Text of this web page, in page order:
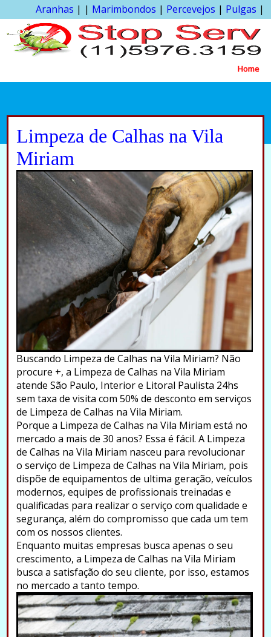
Aranhas | | Marimbondos | Percevejos | Pulgas |
Home
Limpeza de Calhas na Vila
Miriam
Buscando Limpeza de Calhas na Vila Miriam? Não
procure +, a Limpeza de Calhas na Vila Miriam
atende São Paulo, Interior e Litoral Paulista 24hs
sem taxa de visita com 50% de desconto em serviços
de Limpeza de Calhas na Vila Miriam.
Porque a Limpeza de Calhas na Vila Miriam está no
mercado a mais de 30 anos? Essa é fácil. A Limpeza
de Calhas na Vila Miriam nasceu para revolucionar
o serviço de Limpeza de Calhas na Vila Miriam, pois
dispõe de equipamentos de ultima geração, veículos
modernos, equipes de profissionais treinadas e
qualificadas para realizar o serviço com qualidade e
segurança, além do compromisso que cada um tem
com os nossos clientes.
Enquanto muitas empresas busca apenas o seu
crescimento, a Limpeza de Calhas na Vila Miriam
busca a satisfação do seu cliente, por isso, estamos
no mercado a tanto tempo.